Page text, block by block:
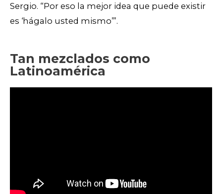
Sergio. “Por eso la mejor idea que puede existir
es ‘hágalo usted mismo’”.
Tan mezclados como
Latinoamérica